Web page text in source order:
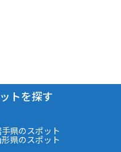
トを探す
県のスポット
形県のスポット